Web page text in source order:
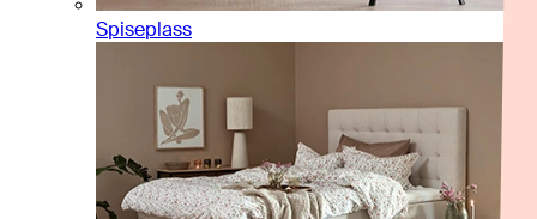
Spiseplass